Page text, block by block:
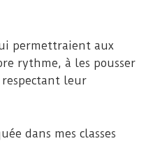
permettraient aux
rythme, à les pousser
respectant leur
dans mes classes